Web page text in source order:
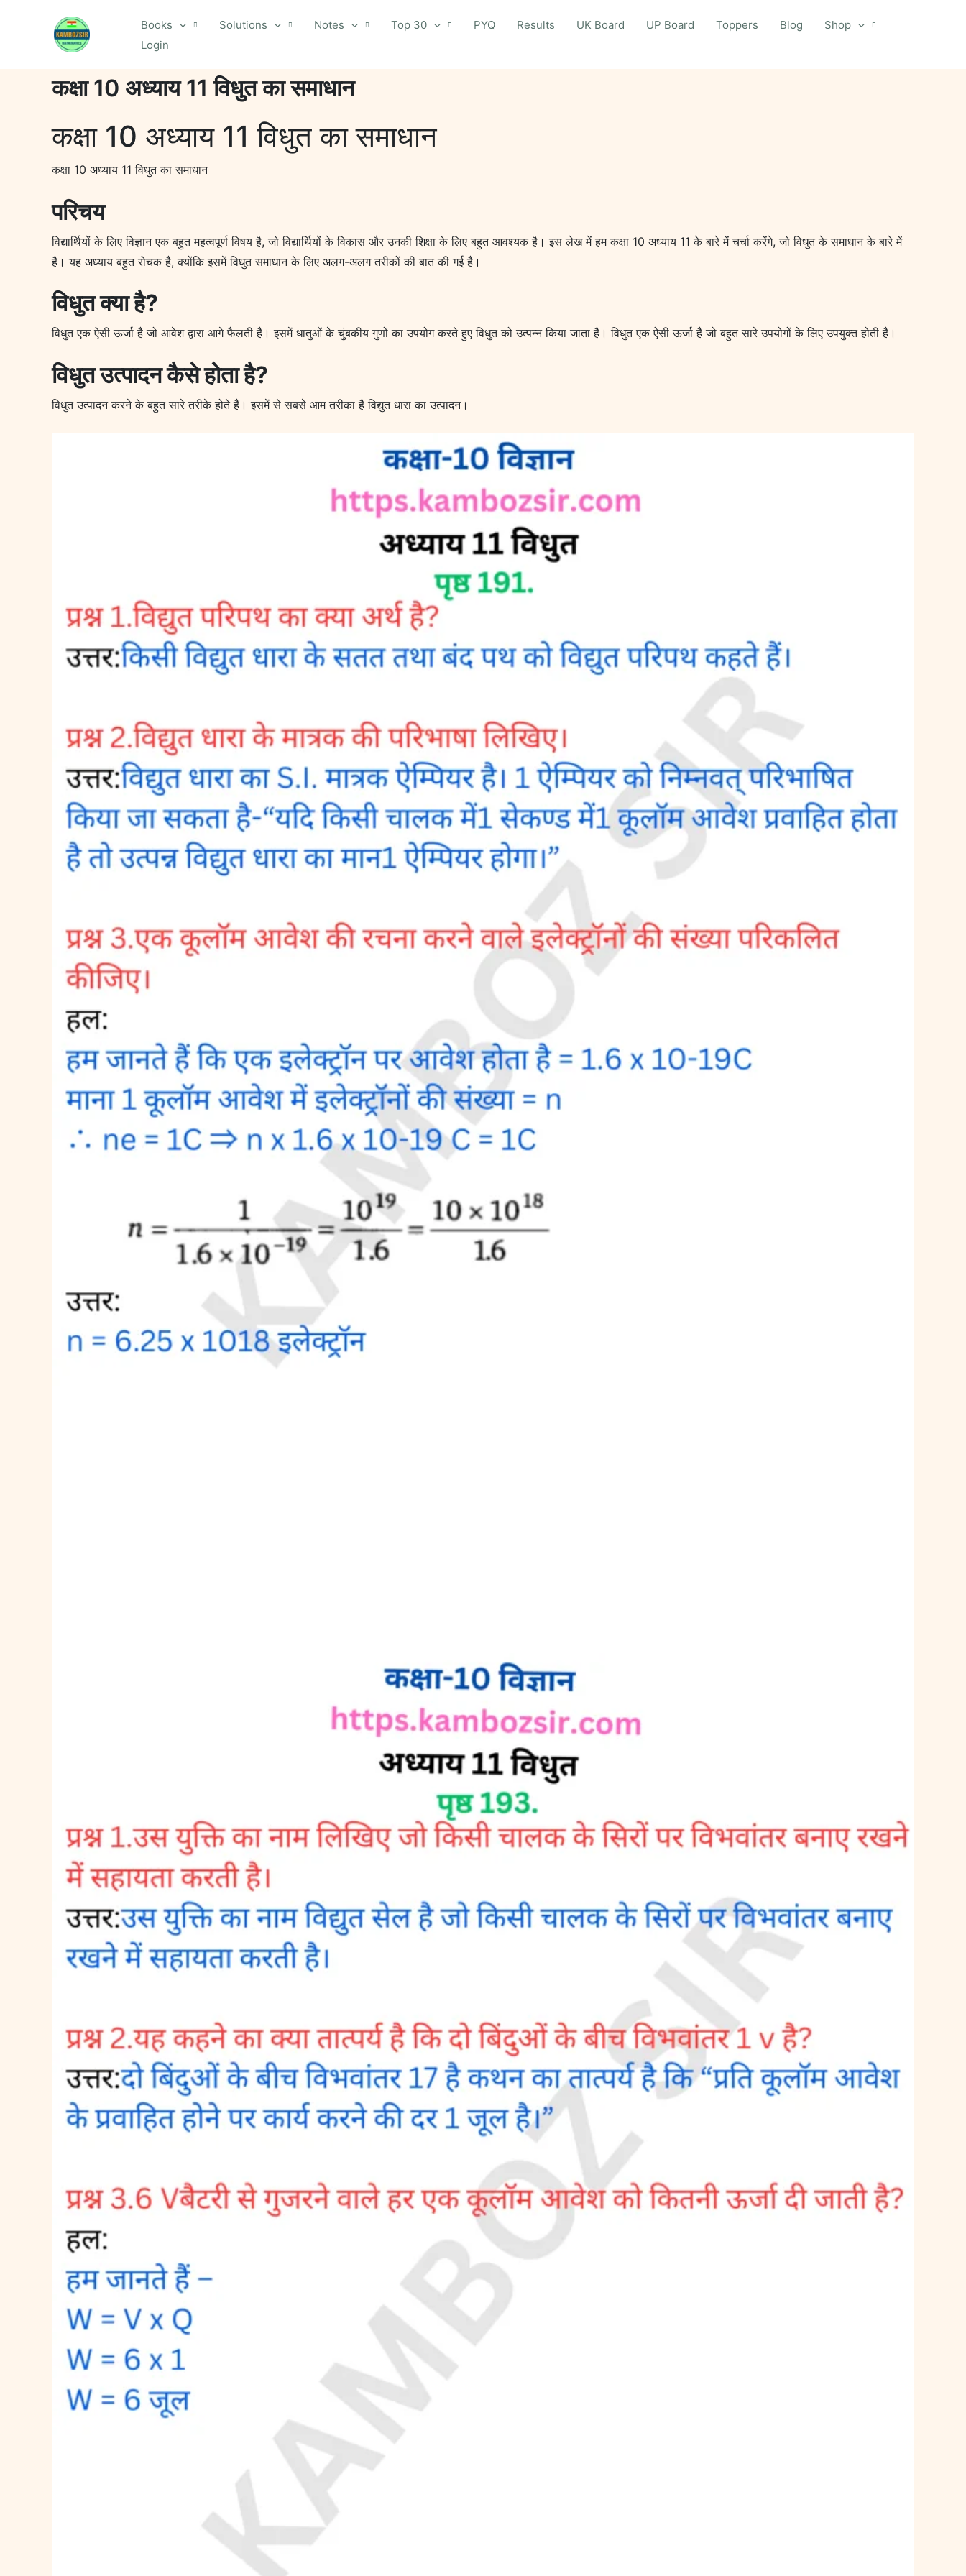
Books Solutions Notes Top 30 PYQ Results UK Board UP Board Toppers Blog
Shop
Login
कक्षा 10 अध्याय 11 विधुत का समाधान
कक्षा 10 अध्याय 11 विधुत का समाधान
कक्षा 10 अध्याय 11 विधुत का समाधान
परिचय
विद्यार्थियों के लिए विज्ञान एक बहुत महत्वपूर्ण विषय है, जो विद्यार्थियों के विकास और उनकी शिक्षा के लिए बहुत आवश्यक है। इस लेख में हम कक्षा 10 अध्याय 11 के बारे में चर्चा करेंगे, जो विधुत के समाधान के बारे में
है। यह अध्याय बहुत रोचक है, क्योंकि इसमें विधुत समाधान के लिए अलग-अलग तरीकों की बात की गई है।
विधुत क्या है?
विधुत एक ऐसी ऊर्जा है जो आवेश द्वारा आगे फैलती है। इसमें धातुओं के चुंबकीय गुणों का उपयोग करते हुए विधुत को उत्पन्न किया जाता है। विधुत एक ऐसी ऊर्जा है जो बहुत सारे उपयोगों के लिए उपयुक्त होती है।
विधुत उत्पादन कैसे होता है?
विधुत उत्पादन करने के बहुत सारे तरीके होते हैं। इसमें से सबसे आम तरीका है विद्युत धारा का उत्पादन।